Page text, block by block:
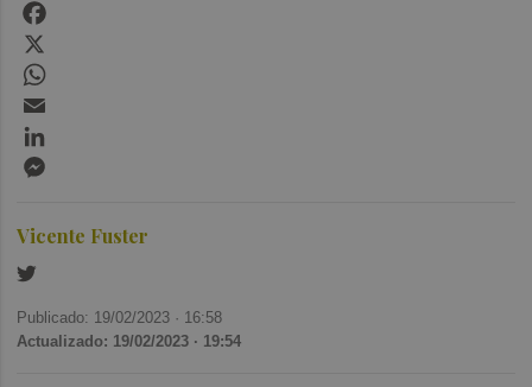
Vicente Fuster
Publicado: 19/02/2023 · 16:58
Actualizado: 19/02/2023 · 19:54